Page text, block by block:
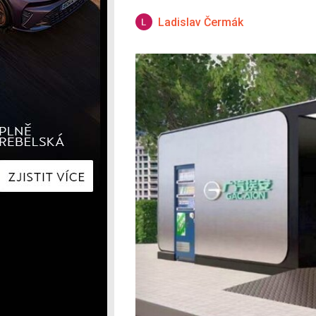
Kia
Peugeot
Renault
Škoda
Tesla
Volkswagen
Ostatní
Renault
Škoda
Toyota
Volvo
Ladislav Čermák